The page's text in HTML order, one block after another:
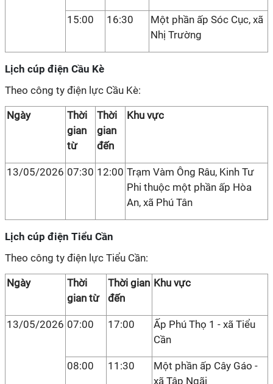
15:00 16:30
Một phần ấp Sóc Cục, xã
Nhị Trường
Lịch cúp điện Cầu Kè
Theo công ty điện lực Cầu Kè:
Ngày
Thời
gian
từ
Thời
gian
đến
Khu vực
13/05/2026 07:30 12:00 Trạm Vàm Ông Râu, Kinh Tư
Phi thuộc một phần ấp Hòa
An, xã Phú Tân
Lịch cúp điện Tiểu Cần
Theo công ty điện lực Tiểu Cần:
Ngày
Thời
gian từ
Thời gian
đến
Khu vực
13/05/2026 07:00 17:00
Ấp Phú Thọ 1 - xã Tiểu
Cần
08:00 11:30
Một phần ấp Cây Gáo -
xã Tập Ngãi